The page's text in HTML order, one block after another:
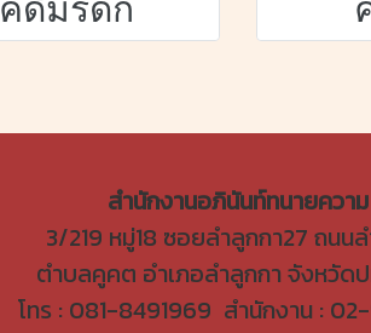
คดีมรดก
สำนักงานอภินันท์ทนายความ
3/219 หมู่18 ซอยลำลูกกา27 ถนน
ตำบลคูคต อำเภอลำลูกกา จังหวัด
โทร : 081-8491969 สำนักงาน :